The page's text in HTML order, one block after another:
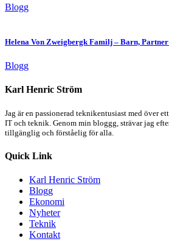
Blogg
Helena Von Zweigbergk Familj – Barn, Partner
Blogg
Karl Henric Ström
Jag är en passionerad teknikentusiast med över
IT och teknik. Genom min bloggg, strävar jag
tillgänglig och förståelig för alla.
Quick Link
Karl Henric Ström
Blogg
Ekonomi
Nyheter
Teknik
Kontakt